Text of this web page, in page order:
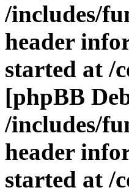
/includes/
header
started at /
[phpBB
/includes/
header
started at /